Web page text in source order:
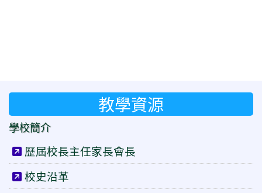
教學資源
學校簡介
歷屆校長主任家長會長
校史沿革